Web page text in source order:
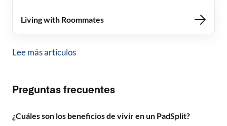
Living with Roommates
Lee más artículos
Preguntas frecuentes
¿Cuáles son los beneficios de vivir en un PadSplit?